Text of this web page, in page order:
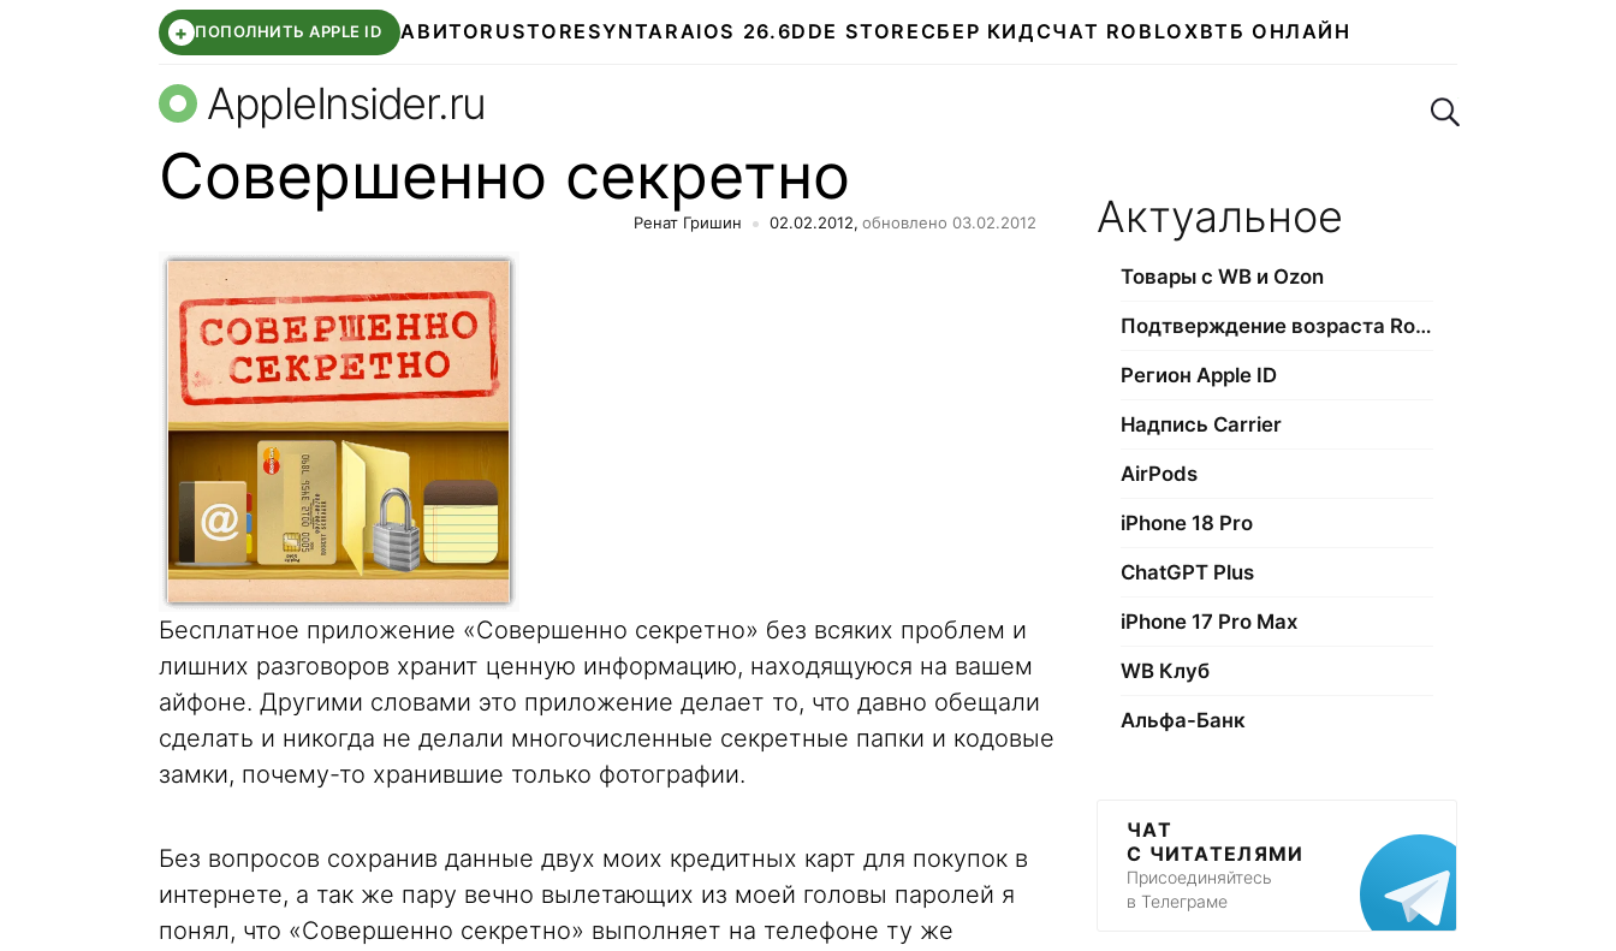
+ ПОПОЛНИТЬ APPLE ID АВИТОRUSTORESYNTARAIOS 26.6DDE STORE СБЕР КИДСЧАТ ROBLOXВТБ ОНЛАЙН
AppleInsider.ru Поиск по сайту
Совершенно секретно
Ренат Гришин 02.02.2012, обновлено 03.02.2012
Бесплатное приложение «Совершенно секретно» без всяких проблем и
лишних разговоров хранит ценную информацию, находящуюся на вашем
айфоне. Другими словами это приложение делает то, что давно обещали
сделать и никогда не делали многочисленные секретные папки и кодовые
замки, почему-то хранившие только фотографии.
Без вопросов сохранив данные двух моих кредитных карт для покупок в
интернете, а так же пару вечно вылетающих из моей головы паролей я
понял, что «Совершенно секретно» выполняет на телефоне ту же
Актуальное
Товары с WB и Ozon
Подтверждение возраста Roblox
Регион Apple ID
Надпись Carrier
AirPods
iPhone 18 Pro
ChatGPT Plus
iPhone 17 Pro Max
WB Клуб
Альфа-Банк
ЧАТ
С ЧИТАТЕЛЯМИ
Присоединяйтесь
в Телеграме